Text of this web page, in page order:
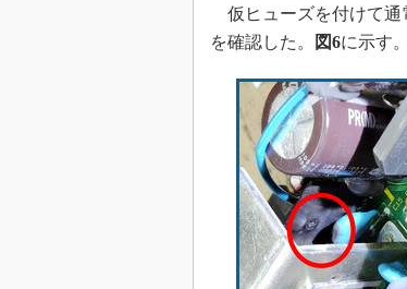
仮ヒューズを付けて通
を確認した。
図6に示す。